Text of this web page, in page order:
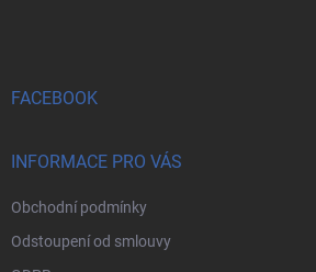
FACEBOOK
INFORMACE PRO VÁS
Obchodní podmínky
Odstoupení od smlouvy